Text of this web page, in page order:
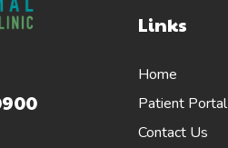
Links
Home
Patient Portal
Contact Us